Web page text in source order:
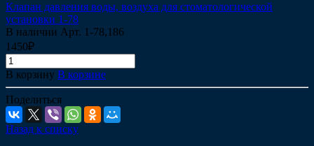
Клапан давления воды, воздуха для стоматологической
установки 1-78
В наличии Арт. 1-78,186
1450₽
В корзину В корзине
Поделиться
Назад к списку